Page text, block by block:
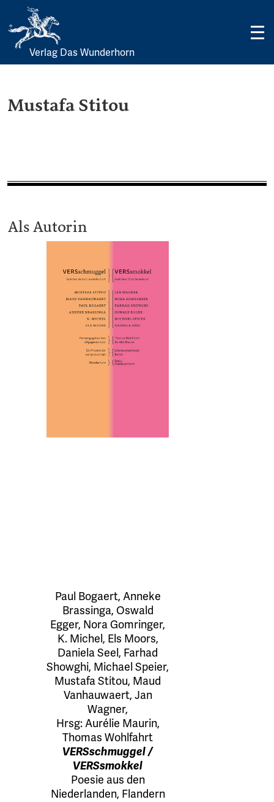
Skip
Verlag Das Wunderhorn
Mustafa Stitou
Als Autorin
Paul Bogaert, Anneke
Brassinga, Oswald
Egger, Nora Gomringer,
K. Michel, Els Moors,
Daniela Seel, Farhad
Showghi, Michael Speier,
Mustafa Stitou, Maud
Vanhauwaert, Jan
Wagner,
Hrsg:Aurélie Maurin,
Thomas Wohlfahrt
VERSschmuggel /
VERSsmokkel
Poesie aus den
Niederlanden, Flandern